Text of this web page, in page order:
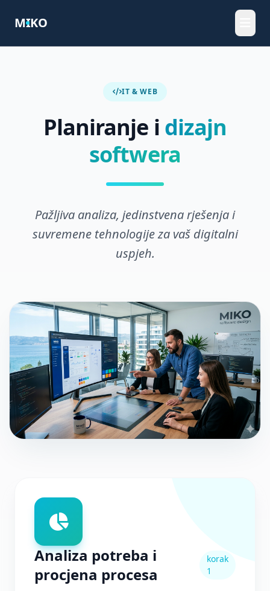
MIKO
Konzulting
Kontakt
IT & WEB
Planiranje i dizajn
softwera
Pažljiva analiza, jedinstvena rješenja i
suvremene tehnologije za vaš digitalni
uspjeh.
Analiza potreba i
procjena procesa
korak
1